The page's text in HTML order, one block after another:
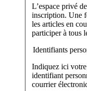
L’espace privé de ce
inscription. Une fois
les articles en cours de
participer à tous
Identifiants
Indiquez ici
identifiant
courrier